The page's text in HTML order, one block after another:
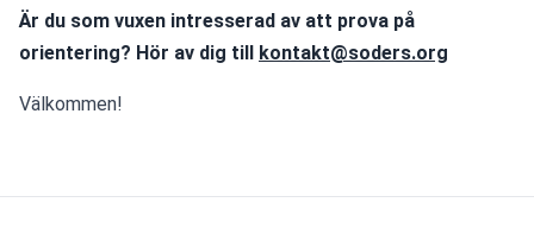
Är du som vuxen intresserad av att prova på
orientering? Hör av dig till
kontakt@soders.org
Välkommen!